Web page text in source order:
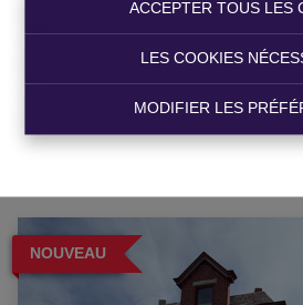
ACCEPTER TOUS LES
LES COOKIES
MODIFIER LES
Filtre
NOUVEAU